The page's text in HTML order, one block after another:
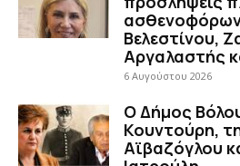
Βελεστίνου,
Αργαλαστής
6 Αυγούστου 2026
Ο Δήμος
Κουντούρη,
Αϊβαζόγλου